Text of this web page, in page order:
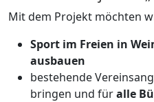
Mit dem Projekt möchten
Sport im Freien in
ausbauen
bestehende
bringen und füralle